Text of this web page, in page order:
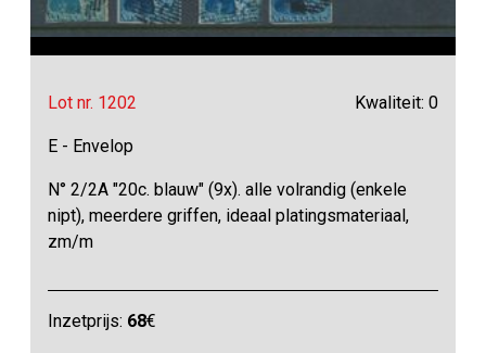
Lot nr. 1202 Kwaliteit: 0
E - Envelop
N° 2/2A "20c. blauw" (9x). alle volrandig (enkele
nipt), meerdere griffen, ideaal platingsmateriaal,
zm/m
Inzetprijs: 68€